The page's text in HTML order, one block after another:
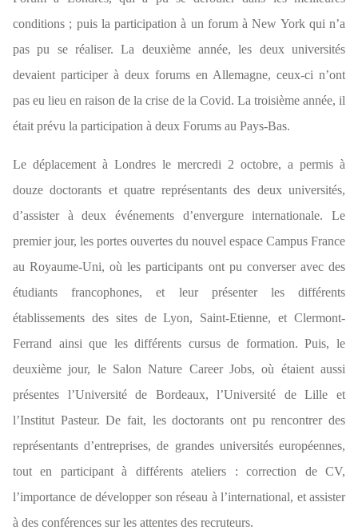
conditions ; puis la participation à un forum à New York qui n’a
pas pu se réaliser. La deuxième année, les deux universités
devaient participer à deux forums en Allemagne, ceux-ci n’ont
pas eu lieu en raison de la crise de la Covid. La troisième année, il
était prévu la participation à deux Forums au Pays-Bas.
Le déplacement à Londres le mercredi 2 octobre, a permis à
douze doctorants et quatre représentants des deux universités,
d’assister à deux événements d’envergure internationale. Le
premier jour, les portes ouvertes du nouvel espace Campus France
au Royaume-Uni, où les participants ont pu converser avec des
étudiants francophones, et leur présenter les différents
établissements des sites de Lyon, Saint-Etienne, et Clermont-
Ferrand ainsi que les différents cursus de formation. Puis, le
deuxième jour, le Salon Nature Career Jobs, où étaient aussi
présentes l’Université de Bordeaux, l’Université de Lille et
l’Institut Pasteur. De fait, les doctorants ont pu rencontrer des
représentants d’entreprises, de grandes universités européennes,
tout en participant à différents ateliers : correction de CV,
l’importance de développer son réseau à l’international, et assister
à des conférences sur les attentes des recruteurs.